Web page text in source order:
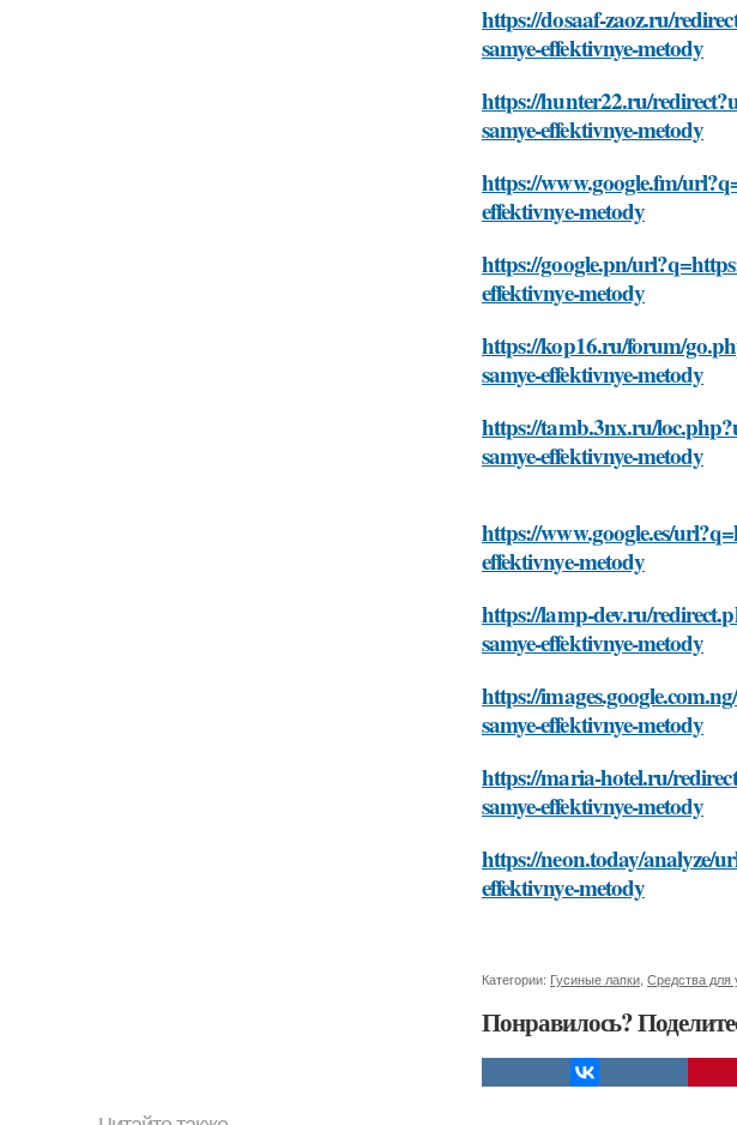
https://dosaaf-zaoz.ru/
samye-effektivnye-metody
https://hunter22.ru/
samye-effektivnye-metody
https://www.google.fm/
effektivnye-metody
https://google.pn/
effektivnye-metody
https://kop16.ru/forum/
samye-effektivnye-metody
https://tamb.3nx.ru/
samye-effektivnye-metody
https://www.google.es/
effektivnye-metody
https://lamp-dev.ru/
samye-effektivnye-metody
https://
samye-effektivnye-metody
https://maria-hotel.ru/
samye-effektivnye-metody
https://neon.today/analyze/
effektivnye-metody
Категории: Гусиные лапки Средства для
Понравилось?